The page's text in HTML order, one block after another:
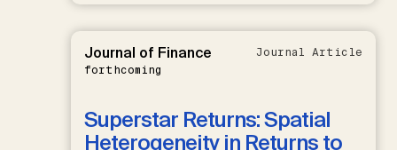
Journal of Finance
forthcoming
Journal Article
Superstar Returns: Spatial
Heterogeneity in Returns to